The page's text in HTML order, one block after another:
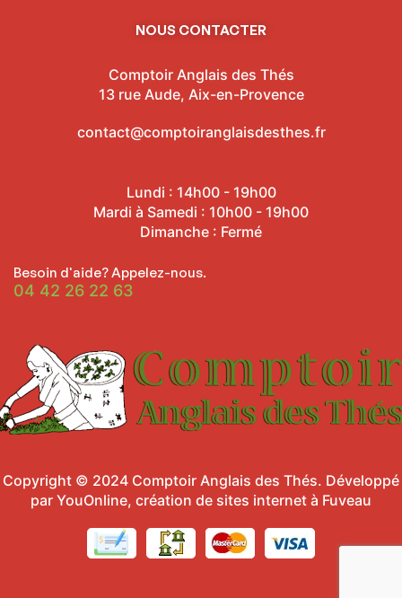
NOUS CONTACTER
Comptoir Anglais des Thés
13 rue Aude, Aix-en-Provence
contact@comptoiranglaisdesthes.fr
Lundi : 14h00 - 19h00
Mardi à Samedi : 10h00 - 19h00
Dimanche : Fermé
Besoin d'aide? Appelez-nous.
04 42 26 22 63
Copyright © 2024 Comptoir Anglais des Thés. Développé
par YouOnline, création de sites internet à Fuveau